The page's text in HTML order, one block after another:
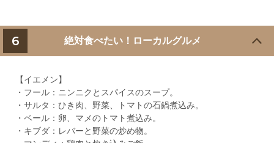
6 絶対食べたい！ローカルグルメ
【イエメン】
・フール：ニンニクとスパイスのスープ。
・サルタ：ひき肉、野菜、トマトの石鍋煮込み。
・ベール：卵、マメのトマト煮込み。
・キブダ：レバーと野菜の炒め物。